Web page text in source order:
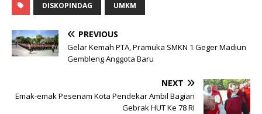
DISKOPINDAG UMKM
PREVIOUS
Gelar Kemah PTA, Pramuka SMKN 1 Geger Madiun
Gembleng Anggota Baru
NEXT
Emak-emak Pesenam Kota Pendekar Ambil Bagian
Gebrak HUT Ke 78 RI